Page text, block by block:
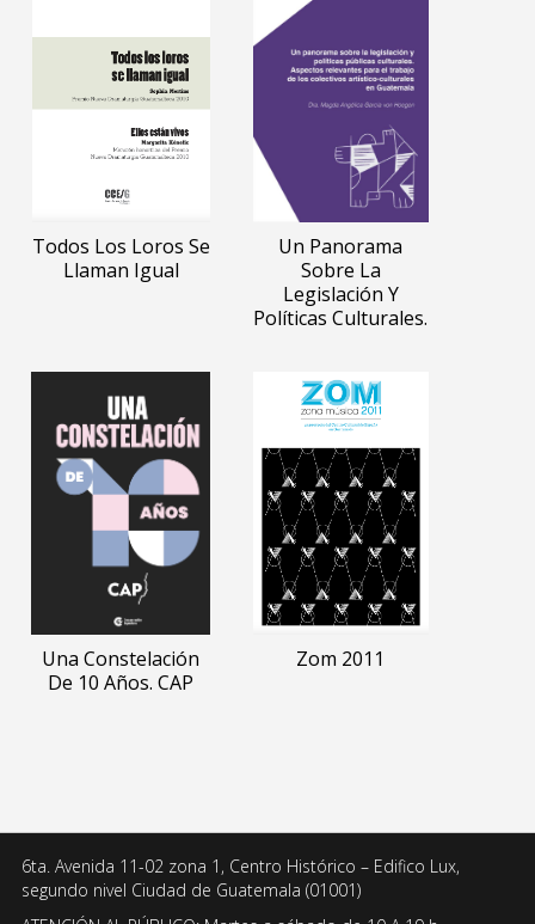
Todos Los Loros Se
Llaman Igual
Un Panorama
Sobre La
Legislación Y
Políticas Culturales.
Una Constelación
De 10 Años. CAP
Zom 2011
6ta. Avenida 11-02 zona 1, Centro Histórico – Edifico Lux,
segundo nivel Ciudad de Guatemala (01001)